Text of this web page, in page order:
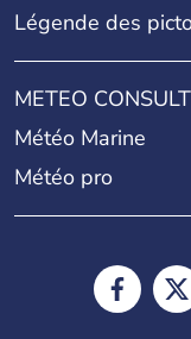
Légende des
METEO CONSULT
Météo Marine
Météo pro